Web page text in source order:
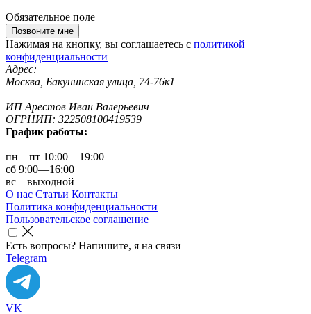
Обязательное поле
Позвоните мне
Нажимая на кнопку, вы соглашаетесь с политикой
конфиденциальности
Адрес:
Москва, Бакунинская улица, 74-76к1
ИП Арестов Иван Валерьевич
ОГРНИП: 322508100419539
График работы:
пн—пт 10:00—19:00
сб 9:00—16:00
вс—выходной
О нас Статьи Контакты
Политика конфиденциальности
Пользовательское соглашение
Есть вопросы? Напишите, я на связи
Telegram
VK